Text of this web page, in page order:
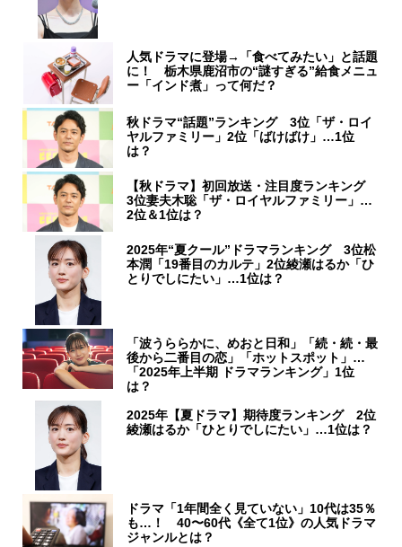
人気ドラマに登場→「食べてみたい」と話題
に！ 栃木県鹿沼市の“謎すぎる”給食メニュ
ー「インド煮」って何だ？
秋ドラマ“話題”ランキング 3位「ザ・ロイ
ヤルファミリー」2位「ばけばけ」…1位
は？
【秋ドラマ】初回放送・注目度ランキング
3位妻夫木聡「ザ・ロイヤルファミリー」…
2位＆1位は？
2025年“夏クール”ドラマランキング 3位松
本潤「19番目のカルテ」2位綾瀬はるか「ひ
とりでしにたい」…1位は？
「波うららかに、めおと日和」「続・続・最
後から二番目の恋」「ホットスポット」…
「2025年上半期 ドラマランキング」1位
は？
2025年【夏ドラマ】期待度ランキング 2位
綾瀬はるか「ひとりでしにたい」…1位は？
ドラマ「1年間全く見ていない」10代は35％
も…！ 40〜60代《全て1位》の人気ドラマ
ジャンルとは？